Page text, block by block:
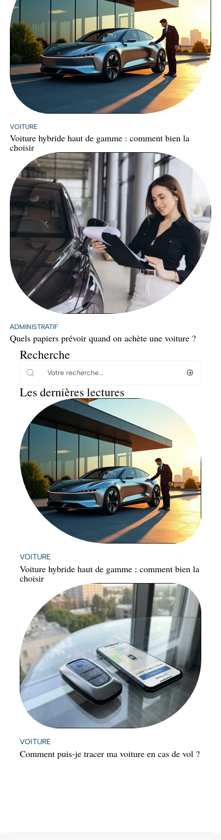
VOITURE
Voiture hybride haut de gamme : comment bien la
choisir
ADMINISTRATIF
Quels papiers prévoir quand on achète une voiture ?
Recherche
Les dernières lectures
VOITURE
Voiture hybride haut de gamme : comment bien la
choisir
VOITURE
Comment puis-je tracer ma voiture en cas de vol ?